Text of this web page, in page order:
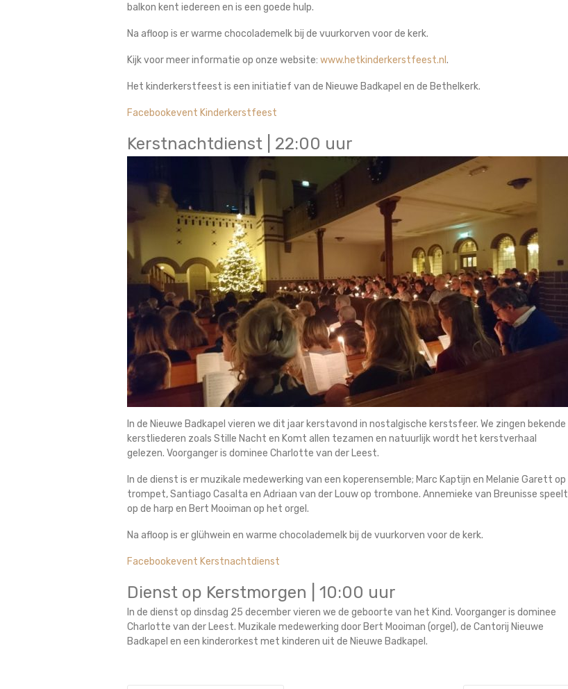
balkon kent iedereen en is een goede hulp.
Na afloop is er warme chocolademelk bij de vuurkorven voor de kerk.
Kijk voor meer informatie op onze website: www.hetkinderkerstfeest.nl .
Het kinderkerstfeest is een initiatief van de Nieuwe Badkapel en de Bethelkerk.
Facebookevent Kinderkerstfeest
Kerstnachtdienst | 22:00 uur
In de Nieuwe Badkapel vieren we dit jaar kerstavond in nostalgische kerstsfeer. We zingen bekende
kerstliederen zoals Stille Nacht en Komt allen tezamen en natuurlijk wordt het kerstverhaal
gelezen. Voorganger is dominee Charlotte van der Leest.
In de dienst is er muzikale medewerking van een koperensemble; Marc Kaptijn en Melanie Garett op
trompet, Santiago Casalta en Adriaan van der Louw op trombone. Annemieke van Breunisse speelt
op de harp en Bert Mooiman op het orgel.
Na afloop is er glühwein en warme chocolademelk bij de vuurkorven voor de kerk.
Facebookevent Kerstnachtdienst
Dienst op Kerstmorgen | 10:00 uur
In de dienst op dinsdag 25 december vieren we de geboorte van het Kind. Voorganger is dominee
Charlotte van der Leest. Muzikale medewerking door Bert Mooiman (orgel), de Cantorij Nieuwe
Badkapel en een kinderorkest met kinderen uit de Nieuwe Badkapel.